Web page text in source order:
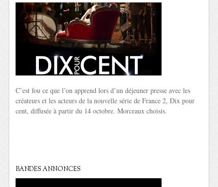
C’est fou ce que l’on apprend lors d’un déjeuner presse avec les
créateurs et les acteurs de la nouvelle série de France 2, Dix pour
cent, diffusée à partir du 14 octobre. Morceaux choisis.
BANDES ANNONCES